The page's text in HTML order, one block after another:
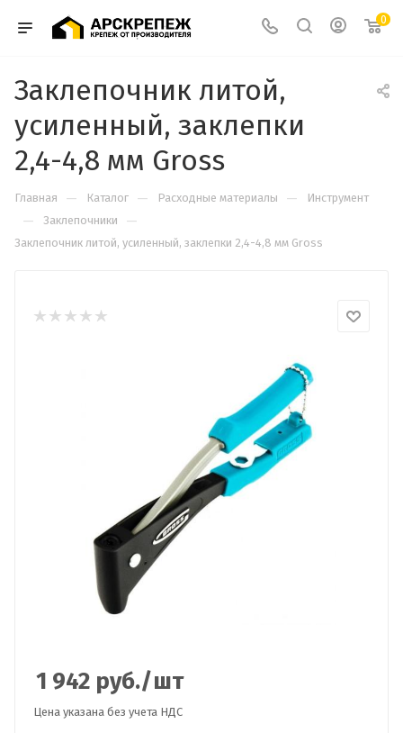
0
Заклепочник литой,
усиленный, заклепки
2,4-4,8 мм Gross
Главная — Каталог — Расходные материалы — Инструмент
— Заклепочники —
Заклепочник литой, усиленный, заклепки 2,4-4,8 мм Gross
1 942 руб./шт
Цена указана без учета НДС